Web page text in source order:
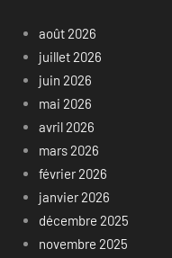
août 2026
juillet 2026
juin 2026
mai 2026
avril 2026
mars 2026
février 2026
janvier 2026
décembre 2025
novembre 2025